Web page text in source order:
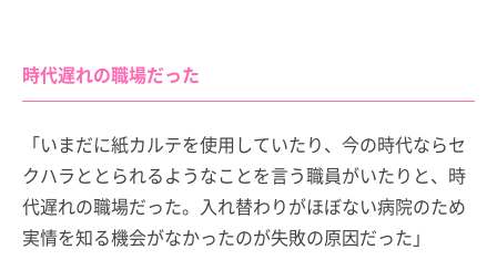
時代遅れの職場だった
「いまだに紙カルテを使用していたり、今の時代ならセ
クハラととられるようなことを言う職員がいたりと、時
代遅れの職場だった。入れ替わりがほぼない病院のため
実情を知る機会がなかったのが失敗の原因だった」